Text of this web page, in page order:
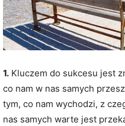
1. Kluczem do sukcesu jest
co nam w nas samych
tym, co nam wychodzi, z
nas samych warte jest